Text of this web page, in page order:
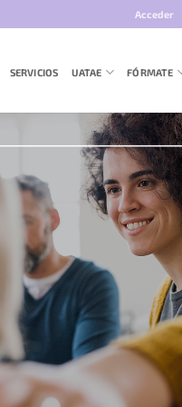
Acceder
SERVICIOS UATAE FÓRMATE